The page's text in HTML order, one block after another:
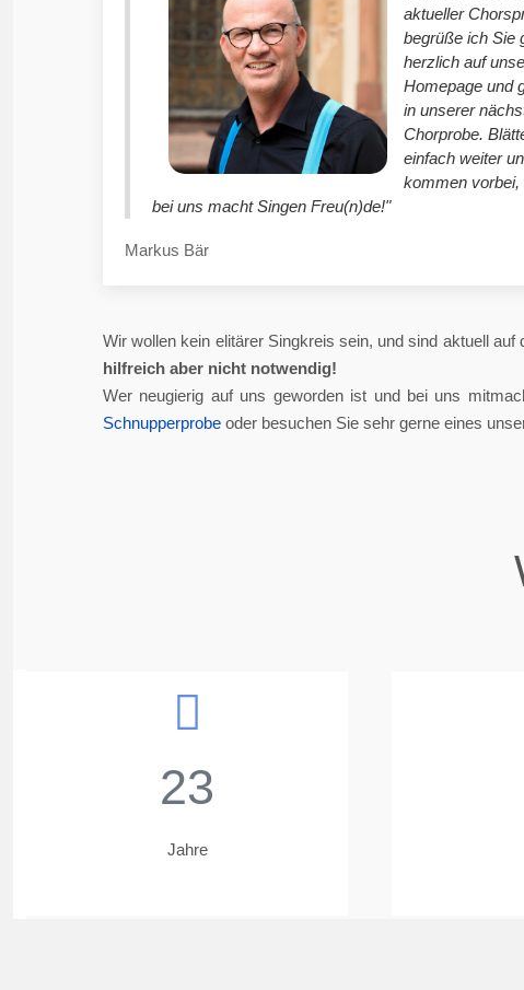
aktueller
begrüße ich Sie
herzlich auf
Homepage und
in unserer
Chorprobe.
einfach weiter
kommen vorbei,
bei uns macht Singen Freu(n)de!"
Markus Bär
Wir wollen kein elitärer Singkreis sein, und sind aktuell auf
hilfreich aber nicht notwendig!
Wer neugierig auf uns geworden ist und bei uns
Schnupperprobe oder besuchen Sie sehr gerne eines
23
Jahre